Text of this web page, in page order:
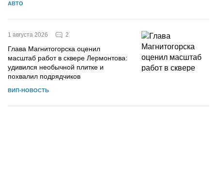
АВТО
1 августа 2026 2
Глава Магнитогорска оценил
масштаб работ в сквере Лермонтова:
удивился необычной плитке и
похвалил подрядчиков
ВИП-НОВОСТЬ